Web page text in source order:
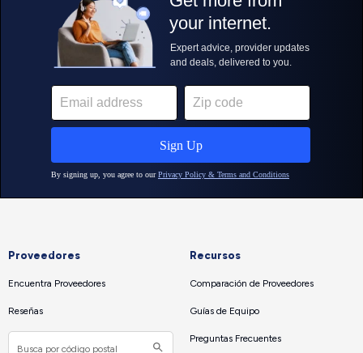
Proveedores
Encuentra Proveedores
Reseñas
Recursos
Comparación de Proveedores
Guías de Equipo
Preguntas Frecuentes